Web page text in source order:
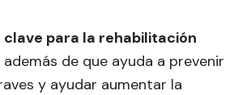
clave para la rehabilitación
además de que ayuda a prevenir
y ayudar aumentar la